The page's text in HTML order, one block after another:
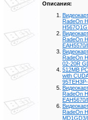
Описания:
RadeOn
RadeOn
RadeOn
02-20R
512MB
with
RadeOn
RadeOn